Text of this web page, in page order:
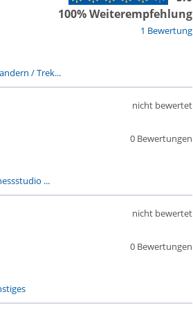
1 Bewertung
100% Weiterempfehlung
/ Trek...
0 Bewertungen
nicht bewertet
...
0 Bewertungen
nicht bewertet